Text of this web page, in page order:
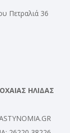
Πετραλιά 36
ΗΛΙΔΑΣ